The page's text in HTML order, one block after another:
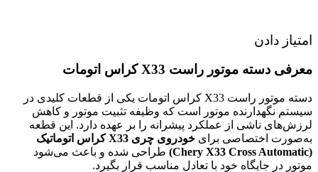
امتیاز دادن
معرفی دسته موتور راست X33 کراس اتومات
دسته موتور راست X33 کراس اتومات یکی از قطعات کلیدی در
سیستم نگهدارنده موتور است که وظیفه تثبیت موتور و کاهش
لرزش‌های ناشی از عملکرد پیشرانه را بر عهده دارد. این قطعه
به‌صورت اختصاصی برای
خودروی چری X33 کراس اتوماتیک
(Chery X33 Cross Automatic)
طراحی شده و باعث می‌شود
موتور در جایگاه خود با تعادل مناسب قرار بگیرد.